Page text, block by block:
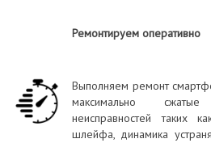
Ремонтируем оперативно
Выполняем ремонт
максимально
неисправностей таких
шлейфа, динамика